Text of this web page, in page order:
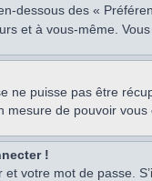
dessous des «
et à vous-même.
ne puisse pas être
de pouvoir
!
votre mot de passe.